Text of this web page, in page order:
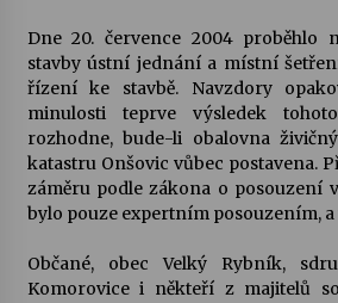
Votavžatský ploty
23. 7. 2026
Letní koncerty ve
22. 7. 2026
Vysočinka
Dne 20. července 2004 proběhlo
stavby ústní jednání a místní
řízení ke stavbě. Navzdory
minulosti teprve výsledek
rozhodne, bude-li obalovna
katastru Onšovic vůbec postavena.
záměru podle zákona o posouzení
bylo pouze expertním posouzením,
Občané, obec Velký Rybník,
Komorovice i někteří z majitelů